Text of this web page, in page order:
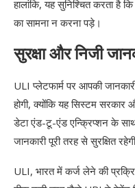
हालांकि, यह सुनिश्चित करता है
का सामना न करना पड़े।
सुरक्षा और निजी
ULI प्लेटफार्म पर आपकी
होगी, क्योंकि यह सिस्टम सरकार
डेटा एंड-टू-एंड एन्क्रिप्शन के
जानकारी पूरी तरह से सुरक्षित
ULI, भारत में कर्ज लेने की